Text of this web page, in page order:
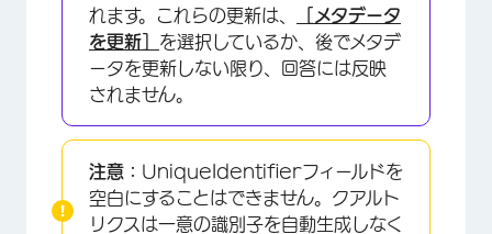
×
れます。これらの更新は、
［メタデータ
を更新］ を選択しているか、後でメタデ
ータを更新しない限り、回答には反映
されません。
注意： UniqueIdentifierフィールドを
空白にすることはできません。クアルト
リクスは一意の識別子を自動生成しなく